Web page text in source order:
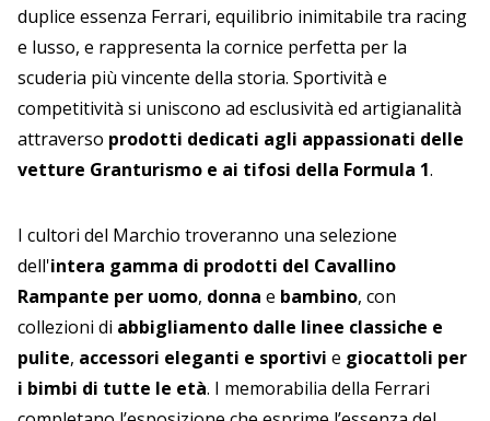
duplice essenza Ferrari, equilibrio inimitabile tra racing
e lusso, e rappresenta la cornice perfetta per la
scuderia più vincente della storia. Sportività e
competitività si uniscono ad esclusività ed artigianalità
attraverso prodotti dedicati agli appassionati delle
vetture Granturismo e ai tifosi della Formula 1.
I cultori del Marchio troveranno una selezione
dell'intera gamma di prodotti del Cavallino
Rampante per uomo, donna e bambino, con
collezioni di abbigliamento dalle linee classiche e
pulite, accessori eleganti e sportivi e giocattoli per
i bimbi di tutte le età. I memorabilia della Ferrari